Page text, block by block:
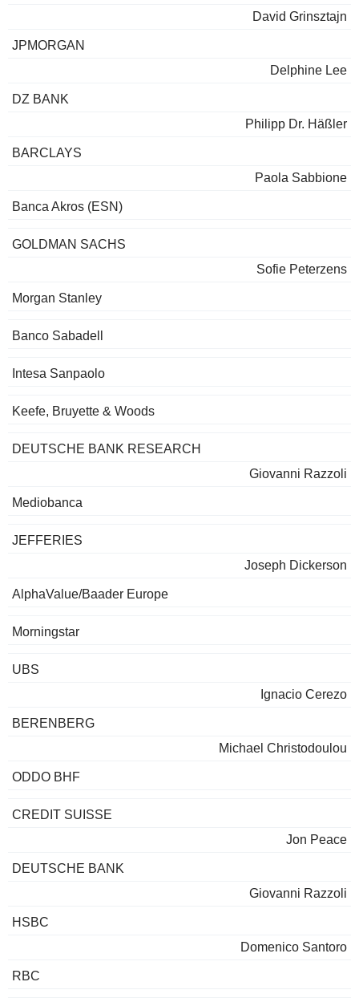
David Grinsztajn
JPMORGAN
Delphine Lee
DZ BANK
Philipp Dr. Häßler
BARCLAYS
Paola Sabbione
Banca Akros (ESN)
GOLDMAN SACHS
Sofie Peterzens
Morgan Stanley
Banco Sabadell
Intesa Sanpaolo
Keefe, Bruyette & Woods
DEUTSCHE BANK RESEARCH
Giovanni Razzoli
Mediobanca
JEFFERIES
Joseph Dickerson
AlphaValue/Baader Europe
Morningstar
UBS
Ignacio Cerezo
BERENBERG
Michael Christodoulou
ODDO BHF
CREDIT SUISSE
Jon Peace
DEUTSCHE BANK
Giovanni Razzoli
HSBC
Domenico Santoro
RBC